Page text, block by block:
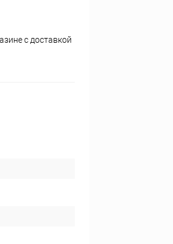
с доставкой